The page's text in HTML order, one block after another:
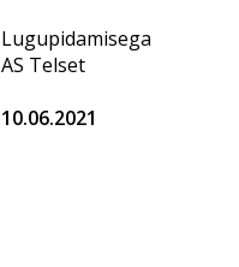
Lugupidamisega
AS Telset
10.06.2021